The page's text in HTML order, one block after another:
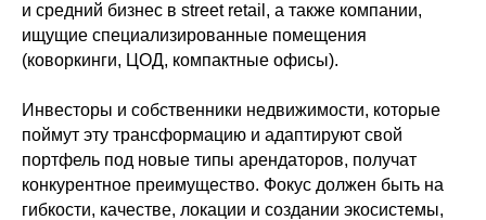
и средний бизнес в street retail, а также компании,
ищущие специализированные помещения
(коворкинги, ЦОД, компактные офисы).
Инвесторы и собственники недвижимости, которые
поймут эту трансформацию и адаптируют свой
портфель под новые типы арендаторов, получат
конкурентное преимущество. Фокус должен быть на
гибкости, качестве, локации и создании экосистемы,